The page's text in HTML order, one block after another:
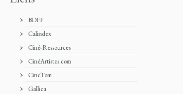
BDFF
Calindex
Ciné-Ressources
CinéArtistes.com
CineTom
Gallica